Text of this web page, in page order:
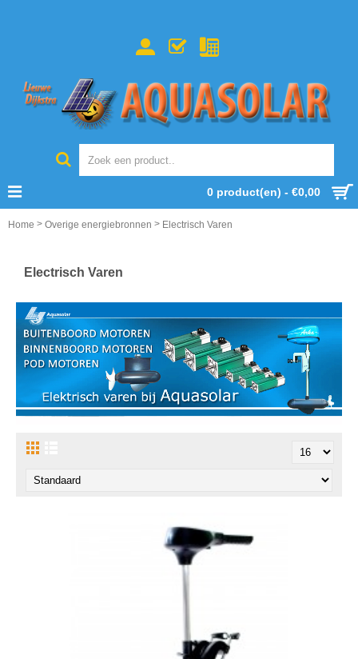
0 product(en) - €0,00
Home > Overige energiebronnen > Electrisch Varen
Electrisch Varen